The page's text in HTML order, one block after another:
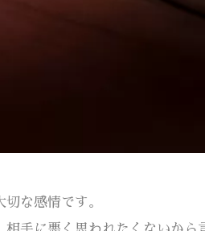
な感情です。